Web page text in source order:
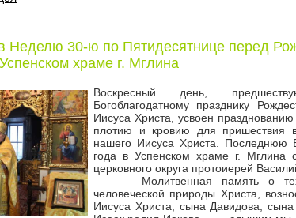
Неделю 30-ю по Пятидесятнице перед
храме г. Мглина
Воскресный день,
Богоблагодатному празднику
Иисуса Христа, усвоен
плотию и кровию для пришествия
нашего Иисуса Христа. Последнюю
года в Успенском храме г. Мглина
церковного округа протоиерей
Молитвенная память о тех,
человеческой природы Христа,
Иисуса Христа, сына Давидова,